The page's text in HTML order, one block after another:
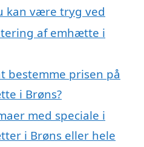
kan være tryg ved
af emhætte i
bestemme prisen på
i Brøns?
med speciale i
i Brøns eller hele